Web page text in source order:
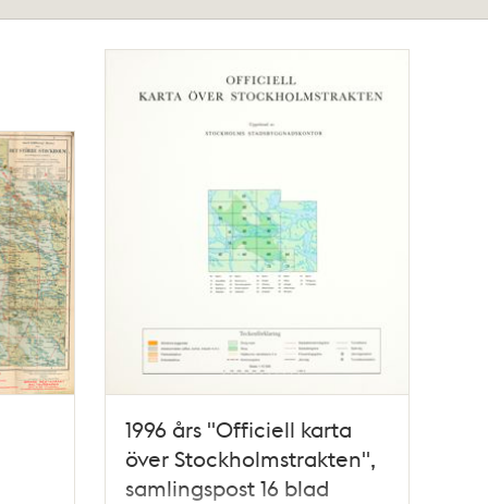
1996 års "Officiell karta
över Stockholmstrakten",
samlingspost 16 blad